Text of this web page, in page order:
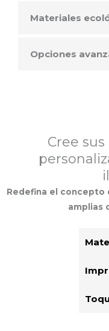
Materiales
Opciones
Cree
Redefina el concepto
amplias